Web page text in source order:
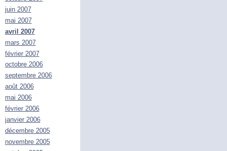
juin 2007
mai 2007
avril 2007
mars 2007
février 2007
octobre 2006
septembre 2006
août 2006
mai 2006
février 2006
janvier 2006
décembre 2005
novembre 2005